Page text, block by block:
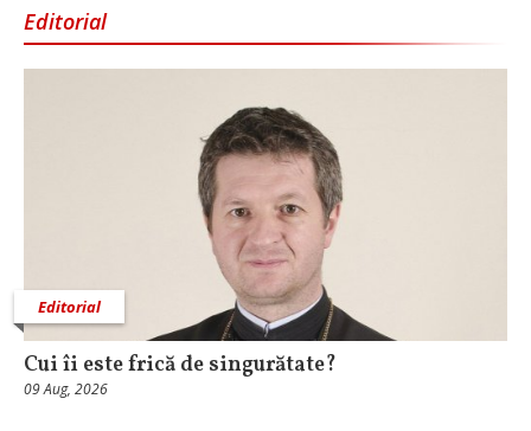
Editorial
Editorial
Cui îi este frică de singurătate?
09 Aug, 2026